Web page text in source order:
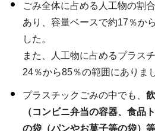
ごみ全体に占める人工物の割
あり、容量ベースで約17％か
した。
また、人工物に占めるプラス
24％から85％の範囲にありま
プラスチックごみの中でも、
（コンビニ弁当の容器、食品
の袋（パンやお菓子等の袋）